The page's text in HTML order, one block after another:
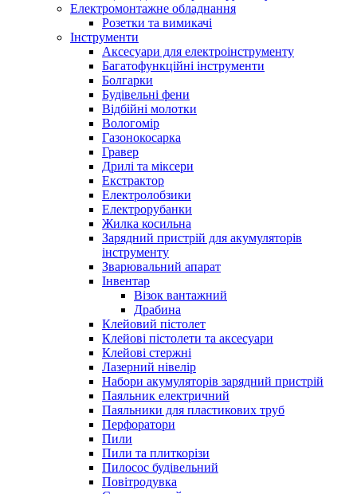
Електромонтажне обладнання
Розетки та вимикачі
Інструменти
Аксесуари для електроінструменту
Багатофункційні інструменти
Болгарки
Будівельні фени
Відбійні молотки
Вологомір
Газонокосарка
Гравер
Дрилі та міксери
Екстрактор
Електролобзики
Електрорубанки
Жилка косильна
Зарядний пристрій для акумуляторів
інструменту
Зварювальний апарат
Інвентар
Візок вантажний
Драбина
Клейовий пістолет
Клейові пістолети та аксесуари
Клейові стержні
Лазерний нівелір
Набори акумуляторів зарядний пристрій
Паяльник електричний
Паяльники для пластикових труб
Перфоратори
Пили
Пили та плиткорізи
Пилосос будівельний
Повітродувка